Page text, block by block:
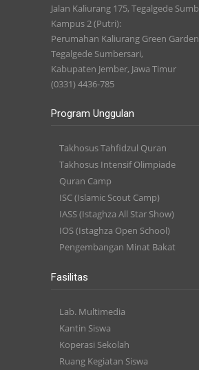
Jalan Kaliurang 175, Tegalgede
Kampus 2 (Putri):
Perumahan Kaliurang Green
Tegalgede Sumbersari,
Kabupaten Jember, Jawa Timur
(0331) 4436-785
Program Unggulan
Takhosus Tahfidzul Quran
Takhosus Intensif Olimpiade
Quran Camp
ISC (Islamic Scout Camp)
IASS (Istaghza All Star Show)
IOS (Istaghza Open School)
Pengembangan Minat Bakat
Fasilitas
Lab. Multimedia
Kantin Siswa
Koperasi Sekolah
Ruang Kegiatan Siswa